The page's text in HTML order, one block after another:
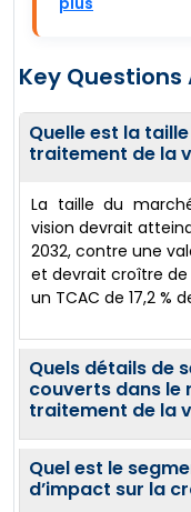
Key
Quelle est la
traitement de la
La taille du
vision devrait
2032, contre une
et devrait croître de
un TCAC de 17,2 %
Quels détails de
couverts dans le
traitement de la
Quel est le
d’impact sur la